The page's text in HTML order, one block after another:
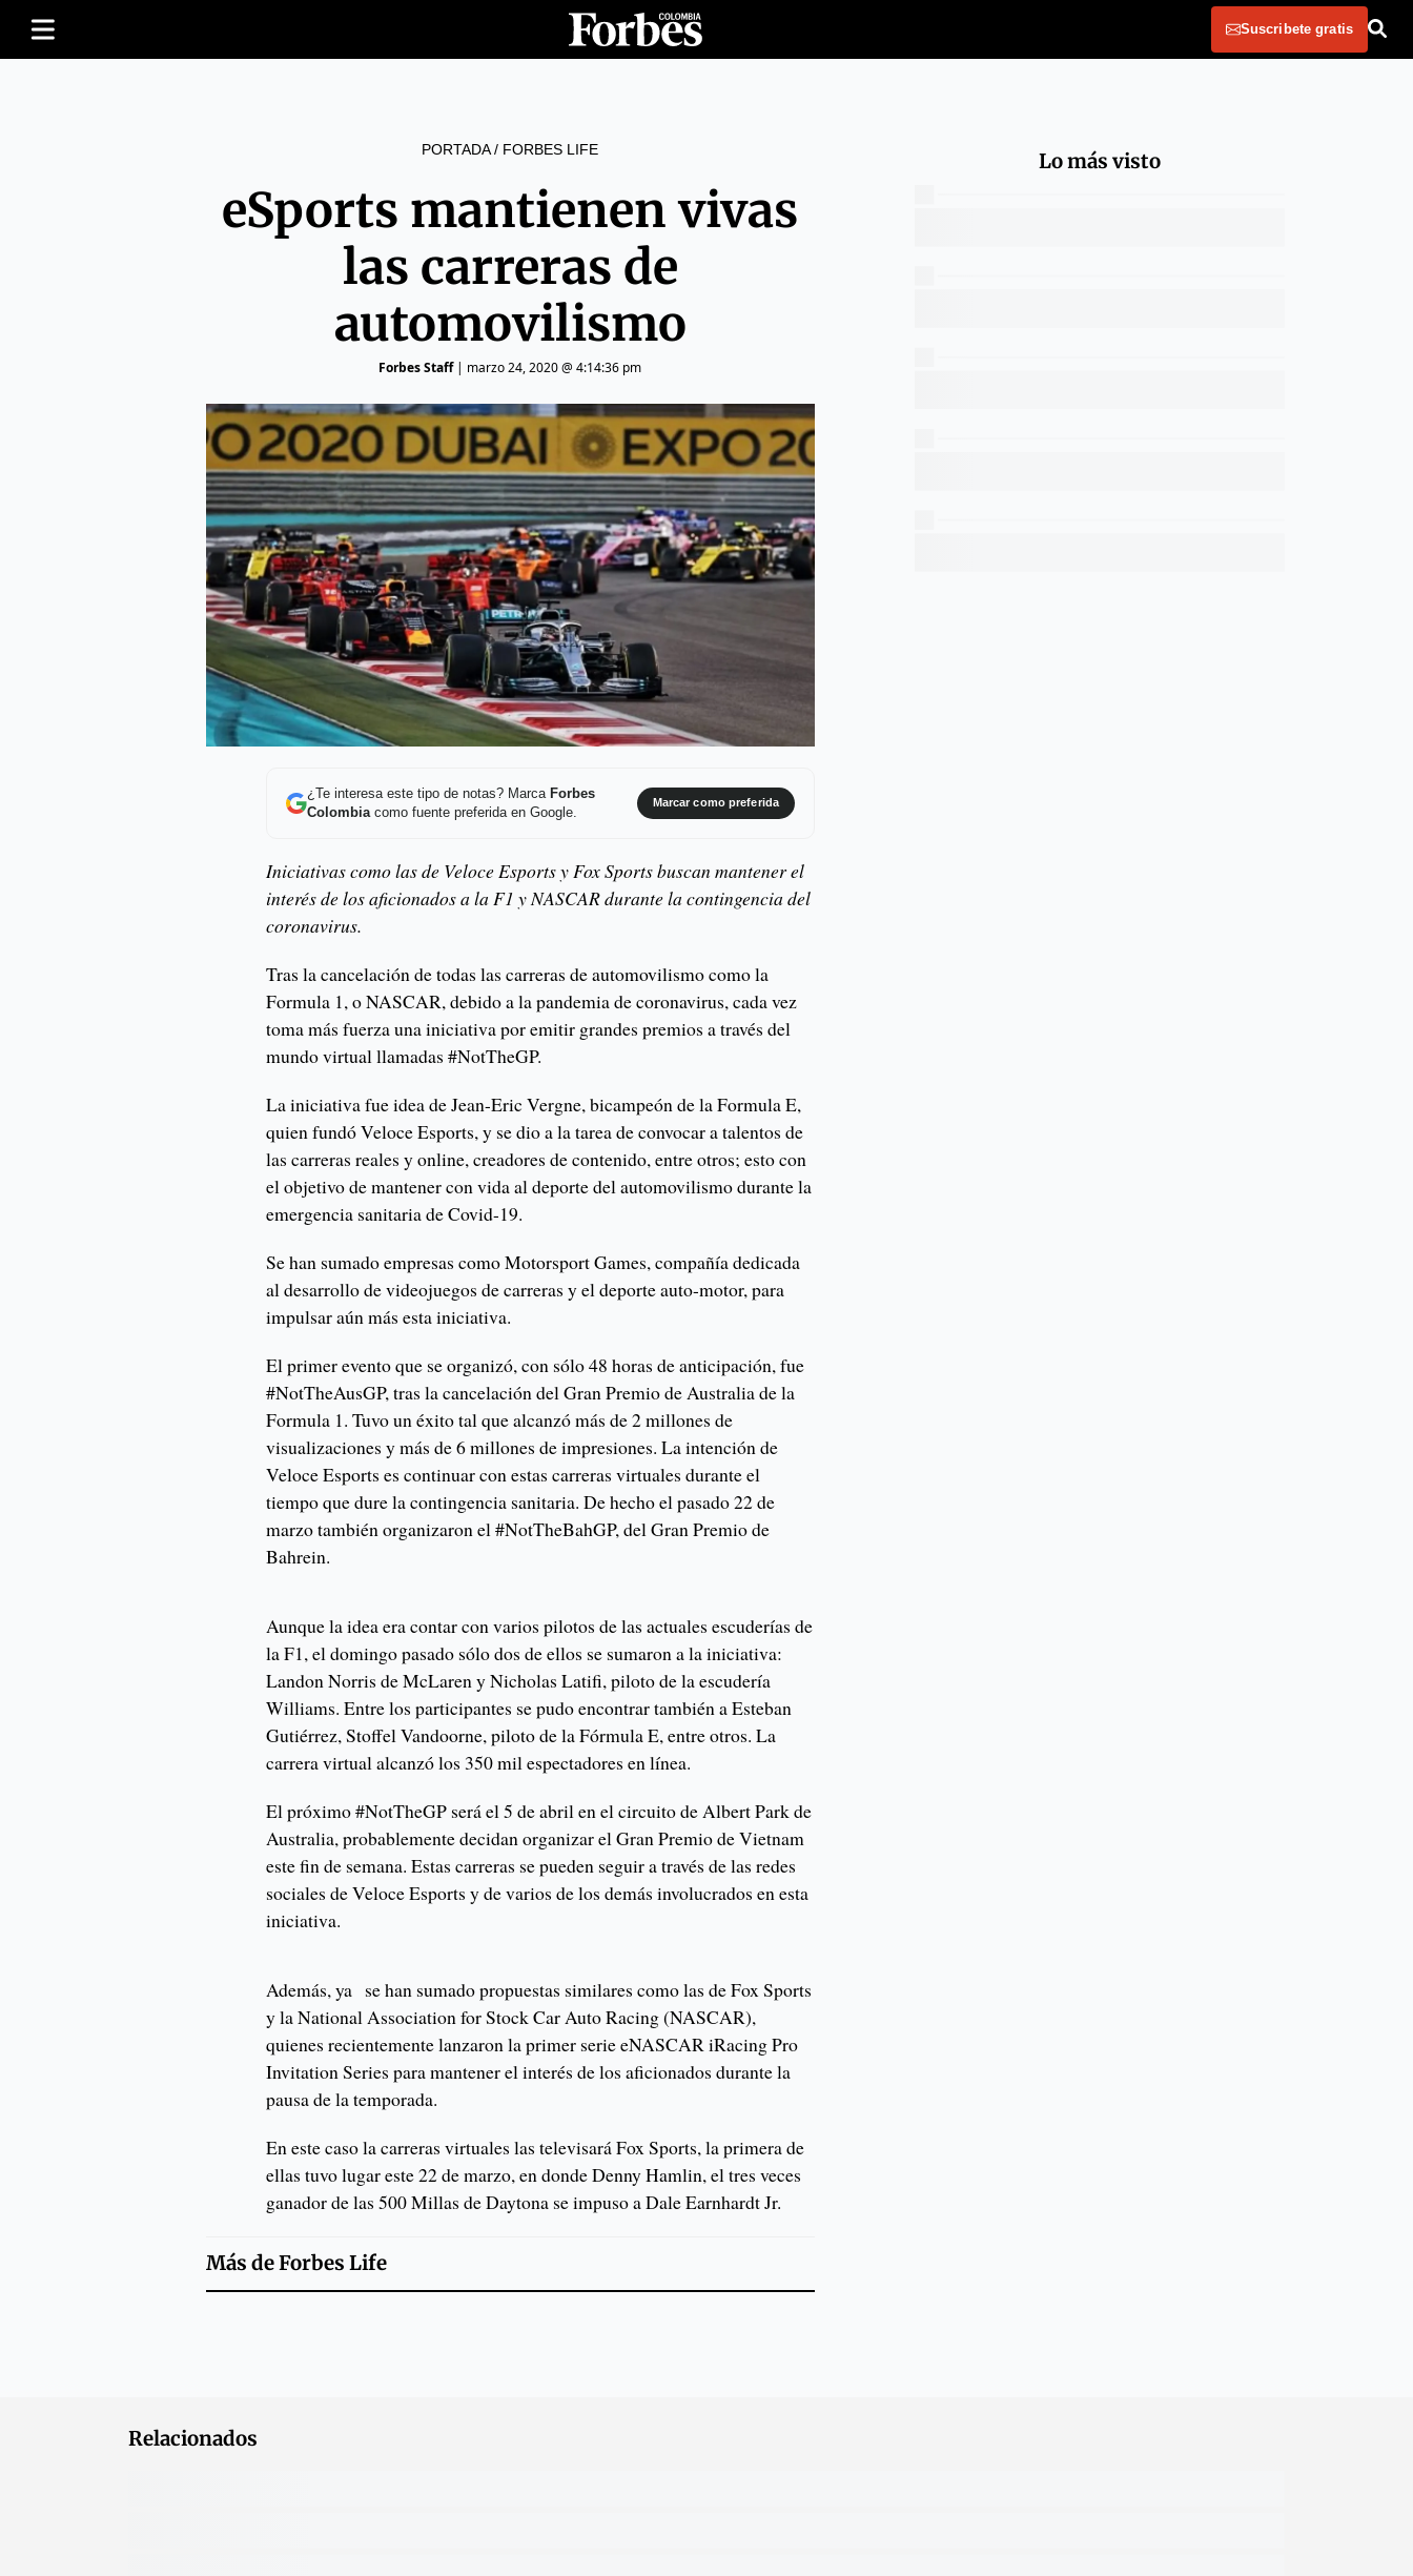
Suscribete gratis
PORTADA/ FORBES LIFE
eSports mantienen vivas
las carreras de
automovilismo
Forbes Staff| marzo 24, 2020 @ 4:14:36 pm
¿Te interesa este tipo de notas? Marca Forbes
Colombiacomo fuente preferida en Google.
Marcar como preferida
Iniciativas como las de Veloce Esports y Fox Sports buscan mantener el
interés de los aficionados a la F1 y NASCAR durante la contingencia del
coronavirus.
Tras la cancelación de todas las carreras de automovilismo como la
Formula 1, o NASCAR, debido a la pandemia de coronavirus, cada vez
toma más fuerza una iniciativa por emitir grandes premios a través del
mundo virtual llamadas #NotTheGP.
La iniciativa fue idea de Jean-Eric Vergne, bicampeón de la Formula E,
quien fundó Veloce Esports, y se dio a la tarea de convocar a talentos de
las carreras reales y online, creadores de contenido, entre otros; esto con
el objetivo de mantener con vida al deporte del automovilismo durante la
emergencia sanitaria de Covid-19.
Se han sumado empresas como Motorsport Games, compañía dedicada
al desarrollo de videojuegos de carreras y el deporte auto-motor, para
impulsar aún más esta iniciativa.
El primer evento que se organizó, con sólo 48 horas de anticipación, fue
#NotTheAusGP, tras la cancelación del Gran Premio de Australia de la
Formula 1. Tuvo un éxito tal que alcanzó más de 2 millones de
visualizaciones y más de 6 millones de impresiones. La intención de
Veloce Esports es continuar con estas carreras virtuales durante el
tiempo que dure la contingencia sanitaria. De hecho el pasado 22 de
marzo también organizaron el #NotTheBahGP, del Gran Premio de
Bahrein.
Aunque la idea era contar con varios pilotos de las actuales escuderías de
la F1, el domingo pasado sólo dos de ellos se sumaron a la iniciativa:
Landon Norris de McLaren y Nicholas Latifi, piloto de la escudería
Williams. Entre los participantes se pudo encontrar también a Esteban
Gutiérrez, Stoffel Vandoorne, piloto de la Fórmula E, entre otros. La
carrera virtual alcanzó los 350 mil espectadores en línea.
El próximo #NotTheGP será el 5 de abril en el circuito de Albert Park de
Australia, probablemente decidan organizar el Gran Premio de Vietnam
este fin de semana. Estas carreras se pueden seguir a través de las redes
sociales de Veloce Esports y de varios de los demás involucrados en esta
iniciativa.
Además, ya se han sumado propuestas similares como las de Fox Sports
y la National Association for Stock Car Auto Racing (NASCAR),
quienes recientemente lanzaron la primer serie eNASCAR iRacing Pro
Invitation Series para mantener el interés de los aficionados durante la
pausa de la temporada.
En este caso la carreras virtuales las televisará Fox Sports, la primera de
ellas tuvo lugar este 22 de marzo, en donde Denny Hamlin, el tres veces
ganador de las 500 Millas de Daytona se impuso a Dale Earnhardt Jr.
Más deForbes Life
Lo más visto
Relacionados